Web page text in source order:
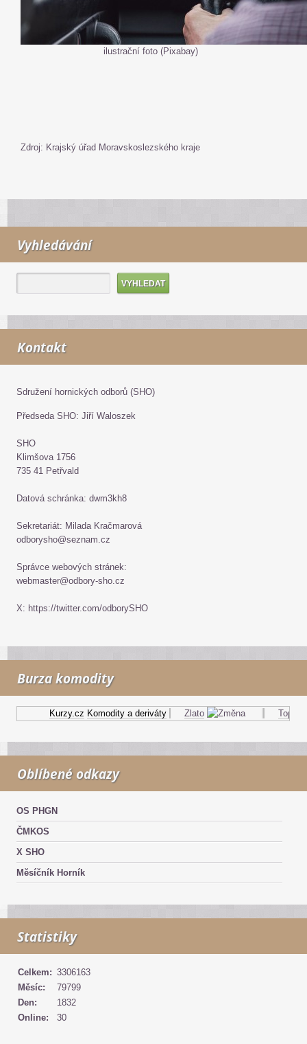
ilustrační foto (Pixabay)
Zdroj: Krajský úřad Moravskoslezského kraje
Vyhledávání
Kontakt
Sdružení hornických odborů (SHO)
Předseda SHO: Jiří Waloszek
SHO
Klimšova 1756
735 41 Petřvald
Datová schránka: dwm3kh8
Sekretariát: Milada Kračmarová
odborysho@seznam.cz
Správce webových stránek:
webmaster@odbory-sho.cz
X: https://twitter.com/odborySHO
Burza komodity
Kurzy.cz Komodity a deriváty Zlato Topný
Oblíbené odkazy
OS PHGN
ČMKOS
X SHO
Měsíčník Horník
Statistiky
Online: 30
Celkem: 3306163
Měsíc:
79799
Den:
1832